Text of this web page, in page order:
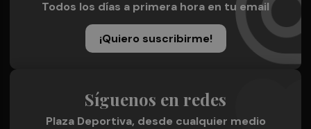
Todos los días a primera hora en tu email
¡Quiero suscribirme!
Síguenos en redes
Plaza Deportiva, desde cualquier medio